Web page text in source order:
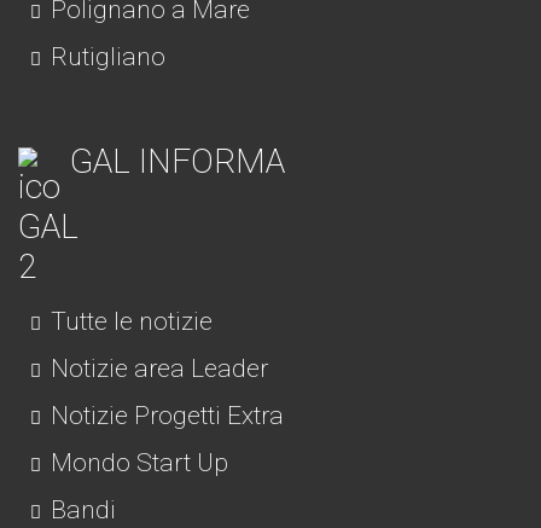
Polignano a Mare
Rutigliano
GAL INFORMA
Tutte le notizie
Notizie area Leader
Notizie Progetti Extra
Mondo Start Up
Bandi